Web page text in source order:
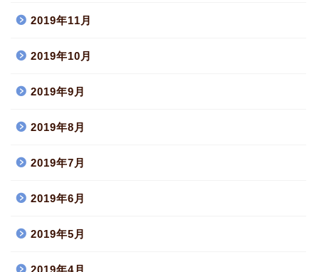
2019年11月
2019年10月
2019年9月
2019年8月
2019年7月
2019年6月
2019年5月
2019年4月